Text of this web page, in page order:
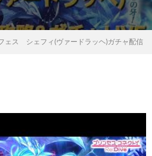
ェス シェフィ(ヴァードラッヘ)ガチャ配信